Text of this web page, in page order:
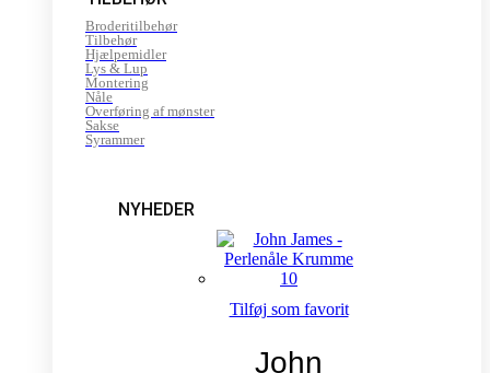
Broderitilbehør
Tilbehør
Hjælpemidler
Lys & Lup
Montering
Nåle
Overføring af mønster
Sakse
Syrammer
NYHEDER
Tilføj som favorit
John